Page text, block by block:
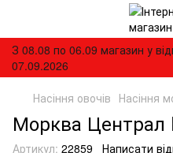
З 08.08 по 06.09 магазин у
07.09.2026
Насіння овочів Насіння
Морква Централ
Артикул: 22859 Написати